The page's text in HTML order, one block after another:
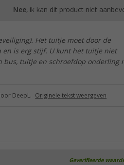
Nee, ik kan dit product niet
Het tuitje moet door de
en is erg stijf. U kunt het tuitje niet
bus, tuitje en schroefdop onderling
DeepL. Originele tekst weergeven
Geverifieerde